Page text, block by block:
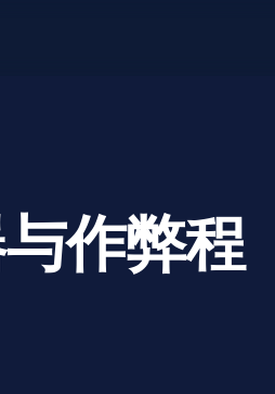
作弊程